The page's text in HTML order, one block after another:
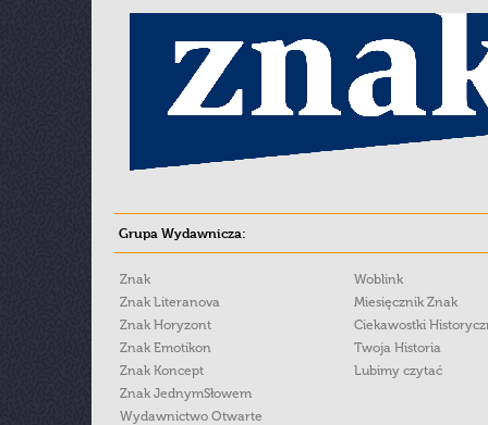
Grupa Wydawnicza:
Znak
Znak Literanova
Znak Horyzont
Znak Emotikon
Znak Koncept
Znak JednymSłowem
Wydawnictwo Otwarte
Woblink
Miesięcznik Znak
Ciekawostki
Twoja Historia
Lubimy czytać